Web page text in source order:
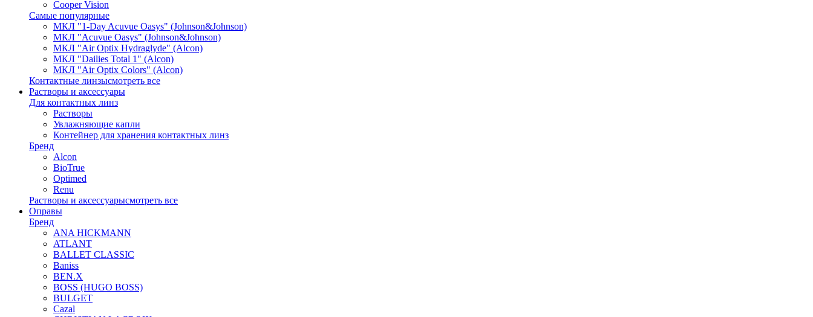
Cooper Vision
Самые популярные
МКЛ "1-Day Acuvue Oasys" (Johnson&Johnson)
МКЛ "Acuvue Oasys" (Johnson&Johnson)
МКЛ "Air Optix Hydraglyde" (Alcon)
МКЛ "Dailies Total 1" (Alcon)
МКЛ "Air Optix Colors" (Alcon)
Контактные линзысмотреть все
Растворы и аксессуары
Для контактных линз
Растворы
Увлажняющие капли
Контейнер для хранения контактных линз
Бренд
Alcon
BioTrue
Optimed
Renu
Растворы и аксессуарысмотреть все
Оправы
Бренд
ANA HICKMANN
ATLANT
BALLET CLASSIC
Baniss
BEN.X
BOSS (HUGO BOSS)
BULGET
Cazal